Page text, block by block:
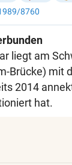
liegt am
Brücke) mit
2014
hat.